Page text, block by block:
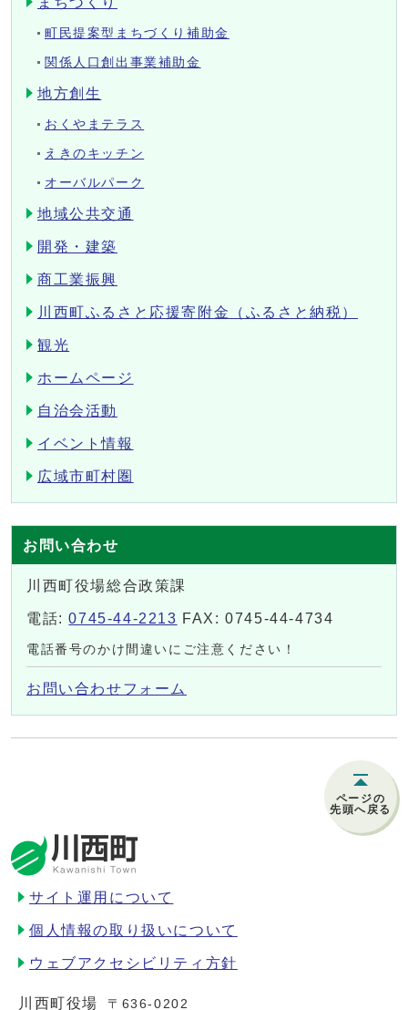
町民提案型まちづくり補助金
関係人口創出事業補助金
地方創生
おくやまテラス
えきのキッチン
オーバルパーク
地域公共交通
開発・建築
商工業振興
川西町ふるさと応援寄附金（ふるさと納税）
観光
ホームページ
自治会活動
イベント情報
広域市町村圏
お問い合わせ
川西町役場総合政策課
電話:0745-44-2213 FAX: 0745-44-4734
電話番号のかけ間違いにご注意ください！
お問い合わせフォーム
ページの
先頭へ戻る
サイト運用について
個人情報の取り扱いについて
ウェブアクセシビリティ方針
川西町役場 〒636-0202